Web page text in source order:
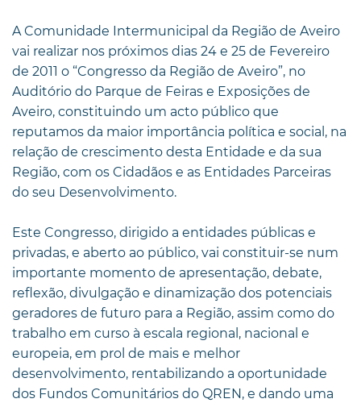
A Comunidade Intermunicipal da Região de Aveiro
vai realizar nos próximos dias 24 e 25 de Fevereiro
de 2011 o “Congresso da Região de Aveiro”, no
Auditório do Parque de Feiras e Exposições de
Aveiro, constituindo um acto público que
reputamos da maior importância política e social, na
relação de crescimento desta Entidade e da sua
Região, com os Cidadãos e as Entidades Parceiras
do seu Desenvolvimento.
Este Congresso, dirigido a entidades públicas e
privadas, e aberto ao público, vai constituir-se num
importante momento de apresentação, debate,
reflexão, divulgação e dinamização dos potenciais
geradores de futuro para a Região, assim como do
trabalho em curso à escala regional, nacional e
europeia, em prol de mais e melhor
desenvolvimento, rentabilizando a oportunidade
dos Fundos Comunitários do QREN, e dando uma